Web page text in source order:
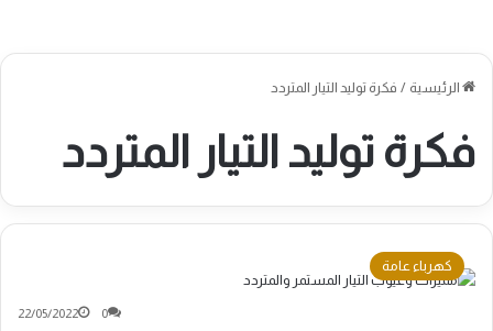
الرئيسية / فكرة توليد التيار المتردد
فكرة توليد التيار المتردد
كهرباء عامة
22/05/2022 0